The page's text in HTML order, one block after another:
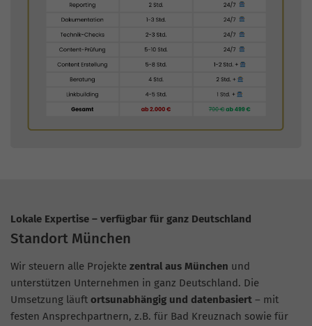
Lokale Expertise – verfügbar für ganz Deutschland
Standort München
Wir steuern alle Projekte zentral aus München und
unterstützen Unternehmen in ganz Deutschland. Die
Umsetzung läuft ortsunabhängig und datenbasiert – mit
festen Ansprechpartnern, z.B. für Bad Kreuznach sowie für